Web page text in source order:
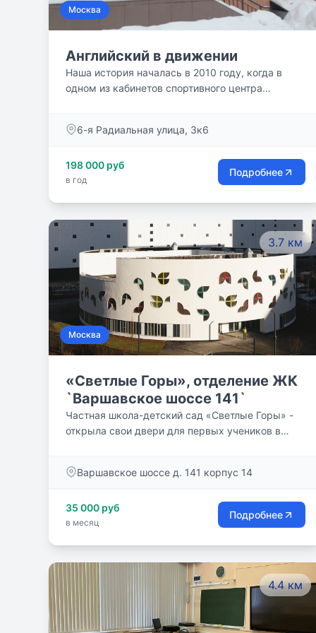
Москва
Английский в движении
Наша история началась в 2010 году, когда в
одном из кабинетов спортивного центра
обучения английскому языку, а также
каждый из нас старался привнести частицу
себя в наше новое общее дело.
6-я Радиальная улица, 3к6
198 000 руб
в год
Подробнее
3.7 км
Москва
«Светлые Горы», отделение ЖК
`Варшавское шоссе 141`
Частная школа-детский сад «Светлые Горы» -
открыла свои двери для первых учеников в
Варшавское шоссе д. 141 корпус 14
35 000 руб
в месяц
Подробнее
4.4 км